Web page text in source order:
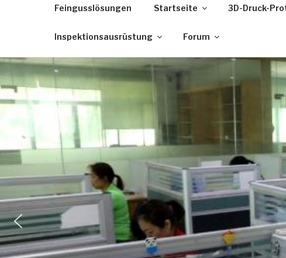
Feingusslösungen Startseite 3D-Druck-
Inspektionsausrüstung Forum